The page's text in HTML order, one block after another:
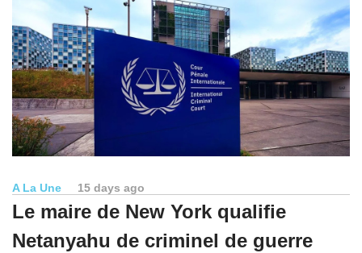
A La Une 15 days ago
Le maire de New York qualifie
Netanyahu de criminel de guerre